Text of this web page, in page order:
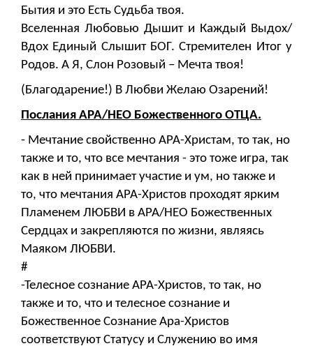
Бытия и это Есть Судьба твоя.
Вселенная Любовью Дышит и Каждый Выдох/
Вдох Единый Слышит БОГ. Стремителен Итог у
Родов. А Я, Слон Розовый – Мечта твоя!
(Благодарение!) В Любви Желаю Озарений!
Послания АРА/НЕО Божественного ОТЦА.
- Мечтание свойственно АРА-Христам, то так, но
также и то, что все мечтания - это тоже игра, так
как в ней принимает участие и ум, но также и
то, что мечтания АРА-Христов проходят ярким
Пламенем ЛЮБВИ в АРА/НЕО Божественных
Сердцах и закрепляются по жизни, являясь
Маяком ЛЮБВИ.
#
-Телесное сознание АРА-Христов, то так, но
также и то, что и телесное сознание и
Божественное Сознание Ара-Христов
соответствуют Статусу и Служению во имя